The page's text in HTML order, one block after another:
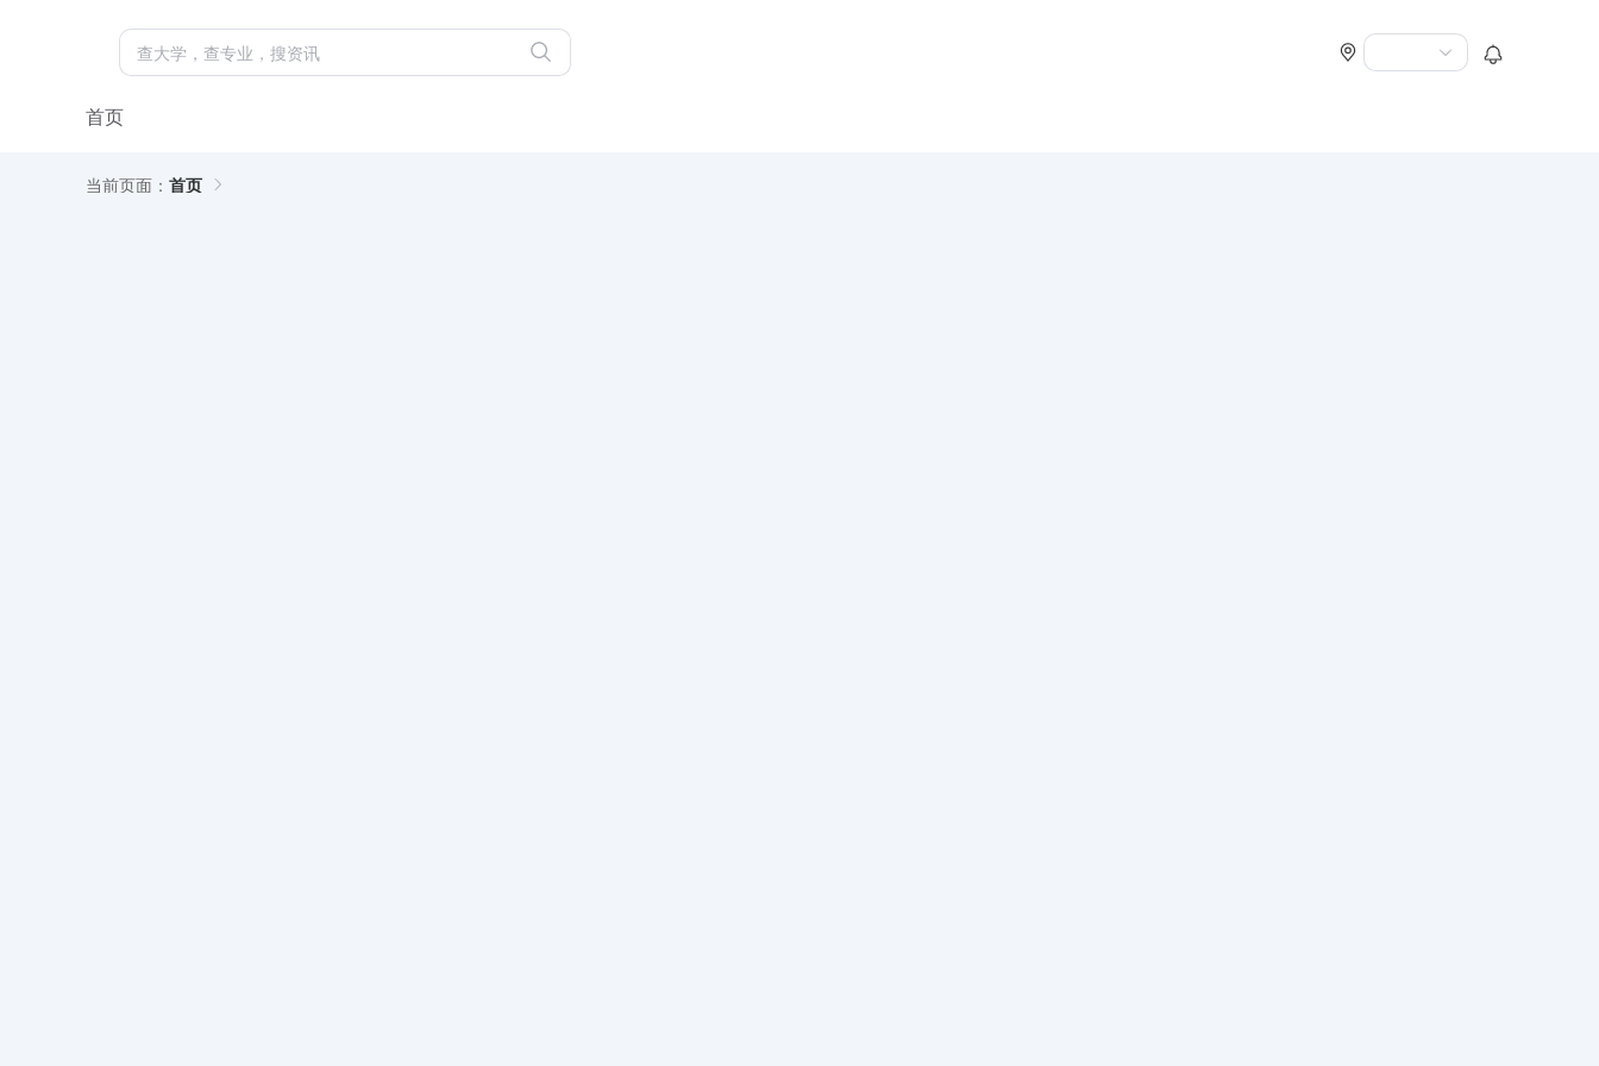
首页
当前页面： 首页